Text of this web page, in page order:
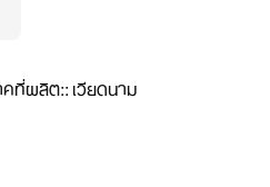
คที่ผลิต::เวียดนาม